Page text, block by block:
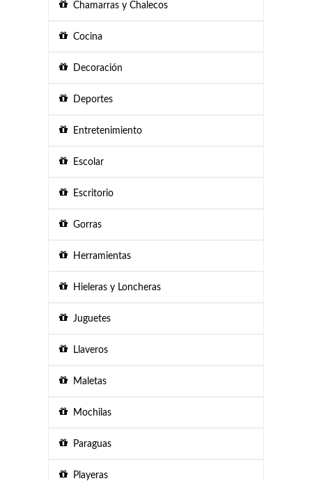
Chamarras y Chalecos
Cocina
Decoración
Deportes
Entretenimiento
Escolar
Escritorio
Gorras
Herramientas
Hieleras y Loncheras
Juguetes
Llaveros
Maletas
Mochilas
Paraguas
Playeras